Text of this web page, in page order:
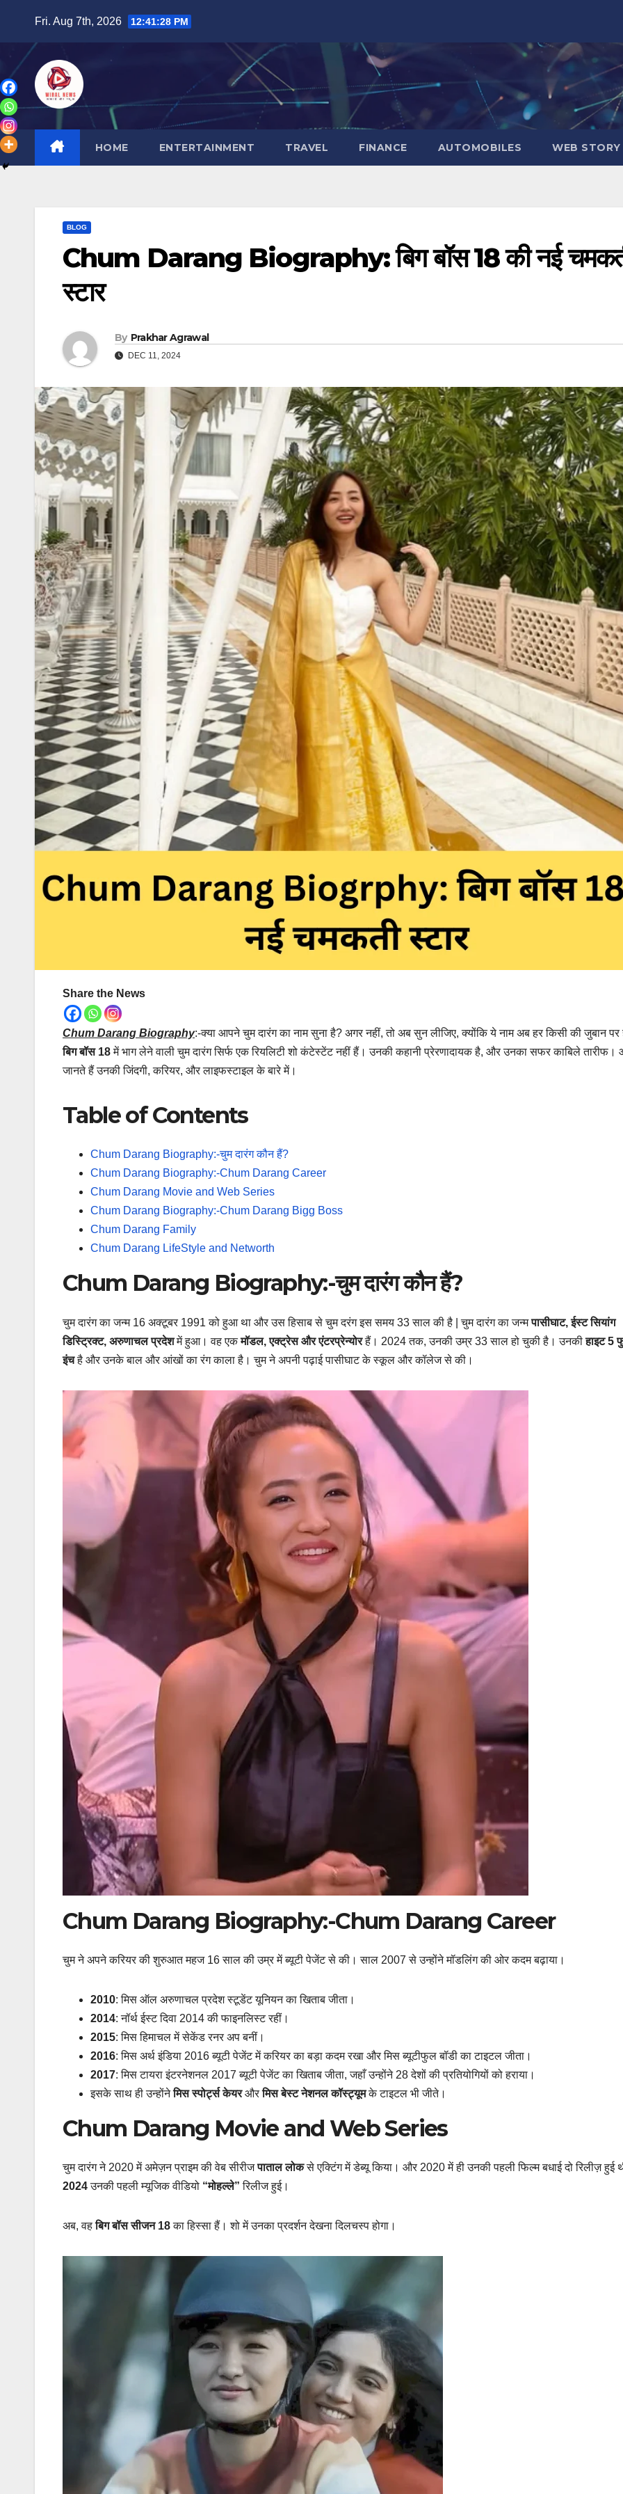
content
Fri. Aug 7th, 2026 12:41:29 PM
HOME ENTERTAINMENT TRAVEL FINANCE AUTOMOBILES WEB STORY
BLOG
Chum Darang Biography: बिग बॉस 18 की नई
स्टार
By Prakhar Agrawal
DEC 11, 2024
Share the News
Chum Darang Biography:-क्या आपने चुम दारंग का नाम सुना है? अगर नहीं, तो अब सुन लीजिए, क्योंकि ये नाम अब हर किसी की जुबान
बिग बॉस 18में भाग लेने वाली चुम दारंग सिर्फ एक रियलिटी शो कंटेस्टेंट नहीं हैं। उनकी कहानी प्रेरणादायक है, और उनका सफर काबिले तारीफ।
जानते हैं उनकी जिंदगी, करियर, और लाइफस्टाइल के बारे में।
Table of Contents
Chum Darang Biography:-चुम दारंग कौन हैं?
Chum Darang Biography:-Chum Darang Career
Chum Darang Movie and Web Series
Chum Darang Biography:-Chum Darang Bigg Boss
Chum Darang Family
Chum Darang LifeStyle and Networth
Chum Darang Biography:-चुमदारंगकौन हैं?
चुम दारंग का जन्म 16 अक्टूबर 1991 को हुआ था और उस हिसाब से चुम दरंग इस समय 33 साल की है | चुम दारंग का जन्मपासीघाट, ईस्ट सियांग
डिस्ट्रिक्ट, अरुणाचल प्रदेशमें हुआ। वह एकमॉडल, एक्ट्रेस और एंटरप्रेन्योरहैं। 2024 तक, उनकी उम्र 33 साल हो चुकी है। उनकीहाइट 5
इंचहै और उनके बाल और आंखों का रंग काला है। चुम ने अपनी पढ़ाई पासीघाट के स्कूल और कॉलेज से की।
Chum Darang Biography:-Chum Darang Career
चुम ने अपने करियर की शुरुआत महज 16 साल की उम्र में ब्यूटी पेजेंट से की। साल 2007 से उन्होंने मॉडलिंग की ओर कदम बढ़ाया।
2010: मिस ऑल अरुणाचल प्रदेश स्टूडेंट यूनियन का खिताब जीता।
2014: नॉर्थ ईस्ट दिवा 2014 की फाइनलिस्ट रहीं।
2015: मिस हिमाचल में सेकेंड रनर अप बनीं।
2016: मिस अर्थ इंडिया 2016 ब्यूटी पेजेंट में करियर का बड़ा कदम रखा और मिस ब्यूटीफुल बॉडी का टाइटल जीता।
2017: मिस टायरा इंटरनेशनल 2017 ब्यूटी पेजेंट का खिताब जीता, जहाँ उन्होंने 28 देशों की प्रतियोगियों को हराया।
इसके साथ ही उन्होंनेमिस स्पोर्ट्स केयरऔरमिस बेस्ट नेशनल कॉस्ट्यूमके टाइटल भी जीते।
Chum Darang Movie and Web Series
चुम दारंग ने 2020 में अमेज़न प्राइम की वेब सीरीजपाताल लोकसे एक्टिंग में डेब्यू किया। और 2020 में ही उनकी पहली फिल्म बधाई दो रिलीज़ हुई
2024उनकी पहली म्यूजिक वीडियो “मोहल्ले” रिलीज हुई।
अब, वहबिग बॉस सीजन 18का हिस्सा हैं। शो में उनका प्रदर्शन देखना दिलचस्प होगा।